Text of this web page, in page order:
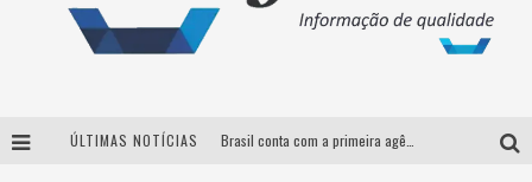
ÚLTIMAS NOTÍCIAS